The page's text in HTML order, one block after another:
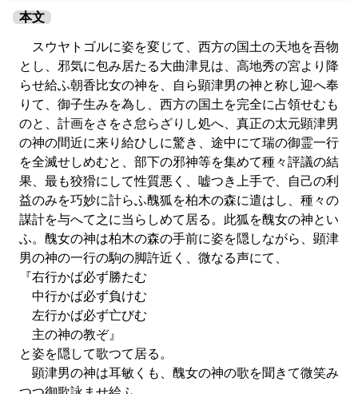
本文
スウヤトゴルに姿を変じて、西方の国土の天地を吾物
とし、邪気に包み居たる大曲津見は、高地秀の宮より降
らせ給ふ朝香比女の神を、自ら顕津男の神と称し迎へ奉
りて、御子生みを為し、西方の国土を完全に占領せむも
のと、計画をさをさ怠らざりし処へ、真正の太元顕津男
の神の間近に来り給ひしに驚き、途中にて瑞の御霊一行
を全滅せしめむと、部下の邪神等を集めて種々評議の結
果、最も狡猾にして性質悪く、嘘つき上手で、自己の利
益のみを巧妙に計らふ醜狐を柏木の森に遣はし、種々の
謀計を与へて之に当らしめて居る。此狐を醜女の神とい
ふ。醜女の神は柏木の森の手前に姿を隠しながら、顕津
男の神の一行の駒の脚許近く、微なる声にて、
『右行かば必ず勝たむ
中行かば必ず負けむ
左行かば必ず亡びむ
主の神の教ぞ』
と姿を隠して歌つて居る。
顕津男の神は耳敏くも、醜女の神の歌を聞きて微笑み